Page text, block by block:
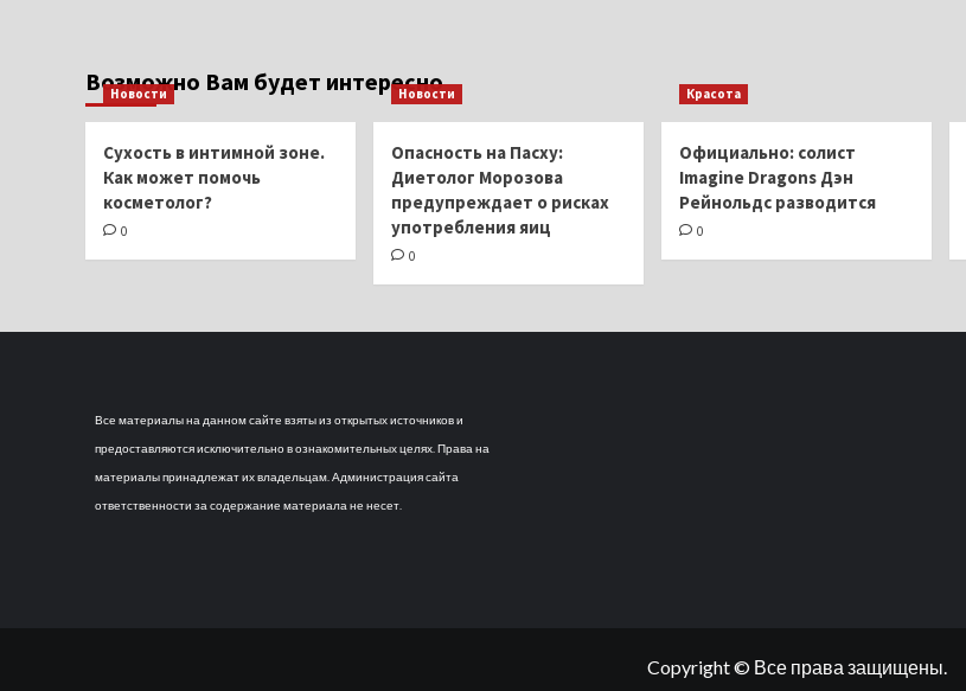
Возможно Вам будет интересно
Новости
Сухость в интимной зоне.
Как может помочь
косметолог?
0
Новости
Опасность на Пасху:
Диетолог Морозова
предупреждает о рисках
употребления яиц
0
Красота
Официально: солист
Imagine Dragons Дэн
Рейнольдс разводится
0
Все материалы на данном сайте взяты из открытых источников и
предоставляются исключительно в ознакомительных целях. Права на
материалы принадлежат их владельцам. Администрация сайта
ответственности за содержание материала не несет.
Copyright © Все права защищены.